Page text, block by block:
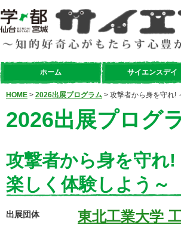
ホーム サイエンスデイ
HOME > 2026出展プログラム > 攻撃者から身を守れ!
2026出展プログ
攻撃者から身を守れ
楽しく体験しよう～
出展団体 東北工業大学